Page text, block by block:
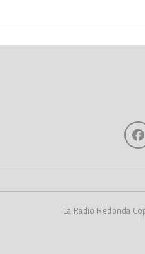
La Radio Redonda